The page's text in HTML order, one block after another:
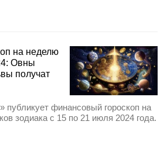
на неделю
Овны
получат
публикует финансовый гороскоп на
зодиака с 15 по 21 июля 2024 года.